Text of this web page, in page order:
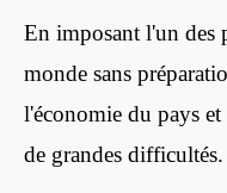
En imposant l'un des
monde sans
l'économie du pays
de grandes difficultés.